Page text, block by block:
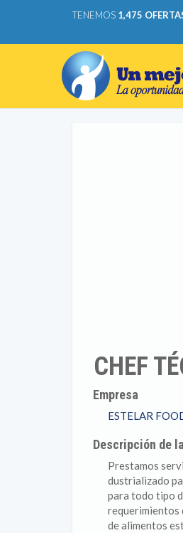
TENEMOS 1,475
CHEF
Empresa
ESTELAR
Descripción de
Prestamos
dustrializado
para todo tipo
requerimientos
de alimentos